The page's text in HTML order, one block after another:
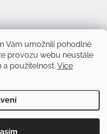
Vám umožnili pohodlné
provozu webu neustále
a použitelnost. Více